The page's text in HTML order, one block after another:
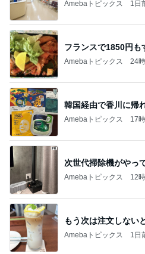
Amebaトピックス 1日
フランスで1850円も
Amebaトピックス 24
韓国経由で香川に帰
Amebaトピックス 17
次世代掃除機がやっ
Amebaトピックス 12
もう次は注文しない
Amebaトピックス 1日